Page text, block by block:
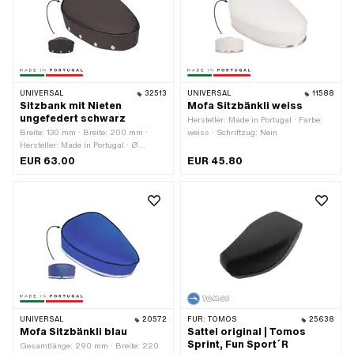
Befestigungspunkte: 1 Stk.
UNIVERSAL 32513
Sitzbank mit Nieten
ungefedert schwarz
Breite: 130 mm · Breite: 200 mm ·
Hersteller: Made in Portugal · Ø
Sattelrohraufnahme: 22 mm · Material:
Schriftzug: Nein · Gesamtlänge: 290
mm · Höhe: 100 mm · Anzahl
Befestigungspunkte: 1 Stk.
EUR 63.00
UNIVERSAL 11588
Mofa Sitzbänkli weiss
Hersteller: Made in Portugal · Farbe:
weiss · Schriftzug: Nein
EUR 45.80
UNIVERSAL 20572
Mofa Sitzbänkli blau
Gesamtlänge: 290 mm · Breite: 220
FÜR: TOMOS 25638
Sattel original | Tomos
Sprint, Fun Sport´R